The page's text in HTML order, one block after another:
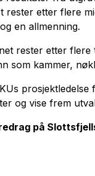
rester etter flere
en allmenning.
rester etter flere
som kammer,
prosjektledelse
og vise frem
på